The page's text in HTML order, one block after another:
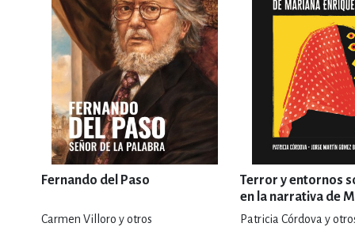
Fernando del Paso
Carmen Villoro y otros
Terror y entornos
en la narrativa de
Enriquez
Patricia Córdova y